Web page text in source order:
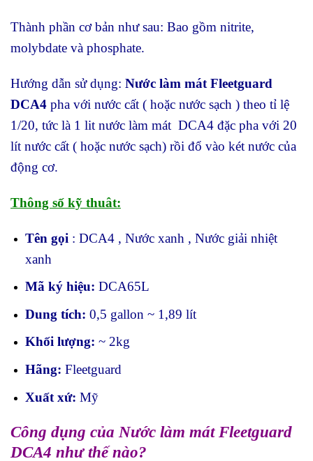
Thành phần cơ bản như sau: Bao gồm nitrite,
molybdate và phosphate.
Hướng dẫn sử dụng: Nước làm mát Fleetguard
DCA4 pha với nước cất ( hoặc nước sạch ) theo tỉ lệ
1/20, tức là 1 lit nước làm mát DCA4 đặc pha với 20
lít nước cất ( hoặc nước sạch) rồi đổ vào két nước của
động cơ.
Thông số kỹ thuât:
Tên gọi : DCA4 , Nước xanh , Nước giải nhiệt
xanh
Mã ký hiệu: DCA65L
Dung tích: 0,5 gallon ~ 1,89 lít
Khối lượng: ~ 2kg
Hãng: Fleetguard
Xuất xứ: Mỹ
Công dụng của Nước làm mát Fleetguard
DCA4 như thế nào?